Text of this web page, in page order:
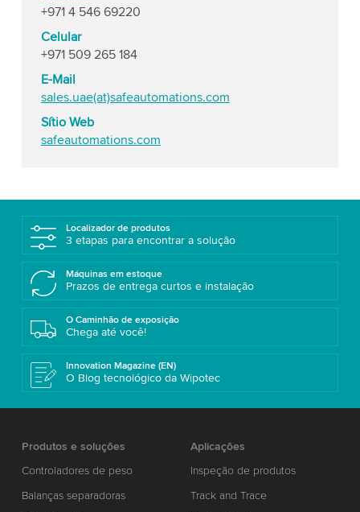
+971 4 546 69220
Celular
+971 509 265 184
E-Mail
sales.uae(at)safeautomations.com
Sítio Web
safeautomations.com
Localizador de produtos
3 etapas para encontrar a solução
Máquinas em estoque
Prazos de entrega curtos e instalação
O Caminhão de exposição
Chega até você!
Innovation Magazine (EN)
O Blog tecnológico da Wipotec
Produtos e soluções
Controladores de peso
Balanças separadoras
Aplicações
Inspeção de produtos
Track and Trace